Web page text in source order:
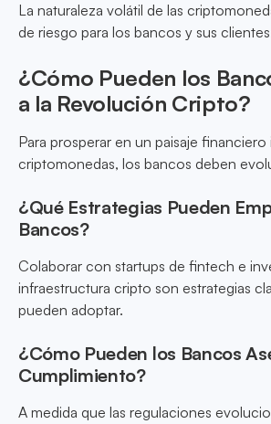
La naturaleza volátil de las
de riesgo para los bancos y sus
¿Cómo Pueden los
a la Revolución Cripto?
Para prosperar en un paisaje
criptomonedas, los bancos deben
¿Qué Estrategias Pueden
Bancos?
Colaborar con startups de fintech e
infraestructura cripto son estrategias
pueden adoptar.
¿Cómo Pueden los Bancos
Cumplimiento?
A medida que las regulaciones